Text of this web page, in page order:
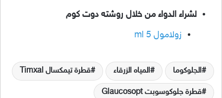
لشراء الدواء من خلال روشته دوت كوم
زولامول 5 ml
الجلوكوما المياه الزرقاء قطرة تيمكسال Timxal
قطرة جلوكوسوبت Glaucosopt